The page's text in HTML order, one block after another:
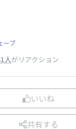
ーブ
人がリアクション
いいね
共有する